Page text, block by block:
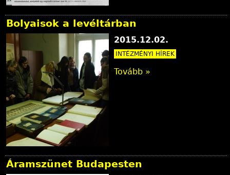
Bolyaisok a levéltárban
2015.12.02.
INTÉZMÉNYI HÍREK
Tovább »
Áramszünet Budapesten